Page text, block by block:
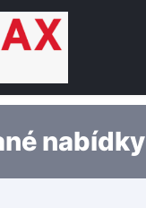
nabídky